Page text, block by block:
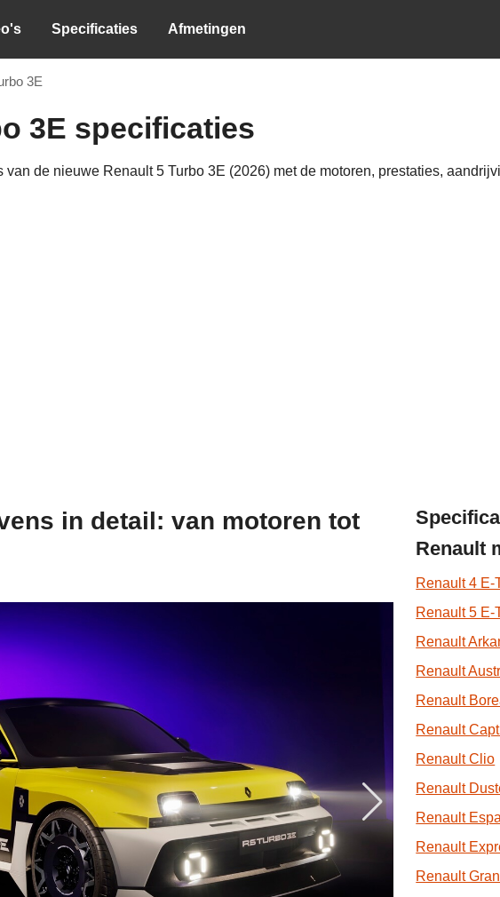
Specificaties Afmetingen
3E
3E specificaties
de nieuwe Renault 5 Turbo 3E (2026) met de motoren, prestaties,
in detail: van motoren tot
Renault
Renault 4 E-
Renault 5 E-
Renault
Renault
Renault
Renault
Renault Clio
Renault
Renault
Renault
Renault